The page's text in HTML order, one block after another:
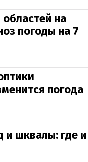
на
погоды на 7
погода
и шквалы: где и